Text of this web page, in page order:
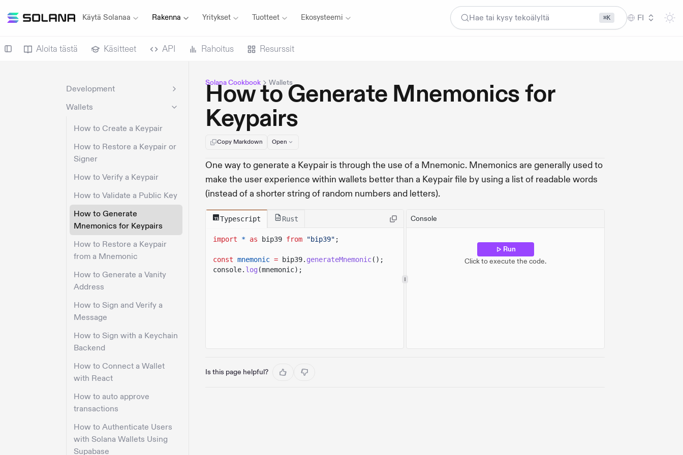
Käytä Solanaa Rakenna Yritykset Tuotteet Ekosysteemi Hae tai kysy tekoälyltä ⌘K FI
Aloita tästä Käsitteet API Rahoitus Resurssit
Development
Wallets
How to Create a Keypair
How to Restore a Keypair or
Signer
How to Verify a Keypair
How to Validate a Public Key
How to Generate
Mnemonics for Keypairs
How to Restore a Keypair
from a Mnemonic
How to Generate a Vanity
Address
How to Sign and Verify a
Message
How to Sign with a Keychain
Backend
How to Connect a Wallet
with React
How to auto approve
transactions
How to Authenticate Users
with Solana Wallets Using
Supabase
Solana Cookbook Wallets
How to Generate Mnemonics for
Keypairs
Copy Markdown Open
One way to generate a Keypair is through the use of a Mnemonic. Mnemonics are generally used to
make the user experience within wallets better than a Keypair file by using a list of readable words
(instead of a shorter string of random numbers and letters).
Typescript Rust
import * as bip39 from "bip39" ;
const mnemonic = bip39. generateMnemonic();
console. log (mnemonic);
Console
Run
Click to execute the code.
Is this page helpful?